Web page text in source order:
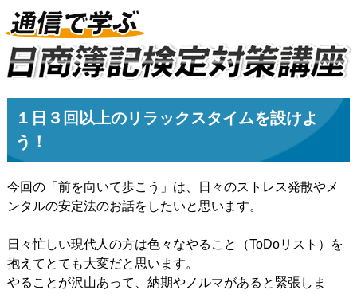
１日３回以上のリラックスタイムを設けよ
う！
今回の「前を向いて歩こう」は、日々のストレス発散やメ
ンタルの安定法のお話をしたいと思います。
日々忙しい現代人の方は色々なやること（ToDoリスト）を
抱えてとても大変だと思います。
やることが沢山あって、納期やノルマがあると緊張しま